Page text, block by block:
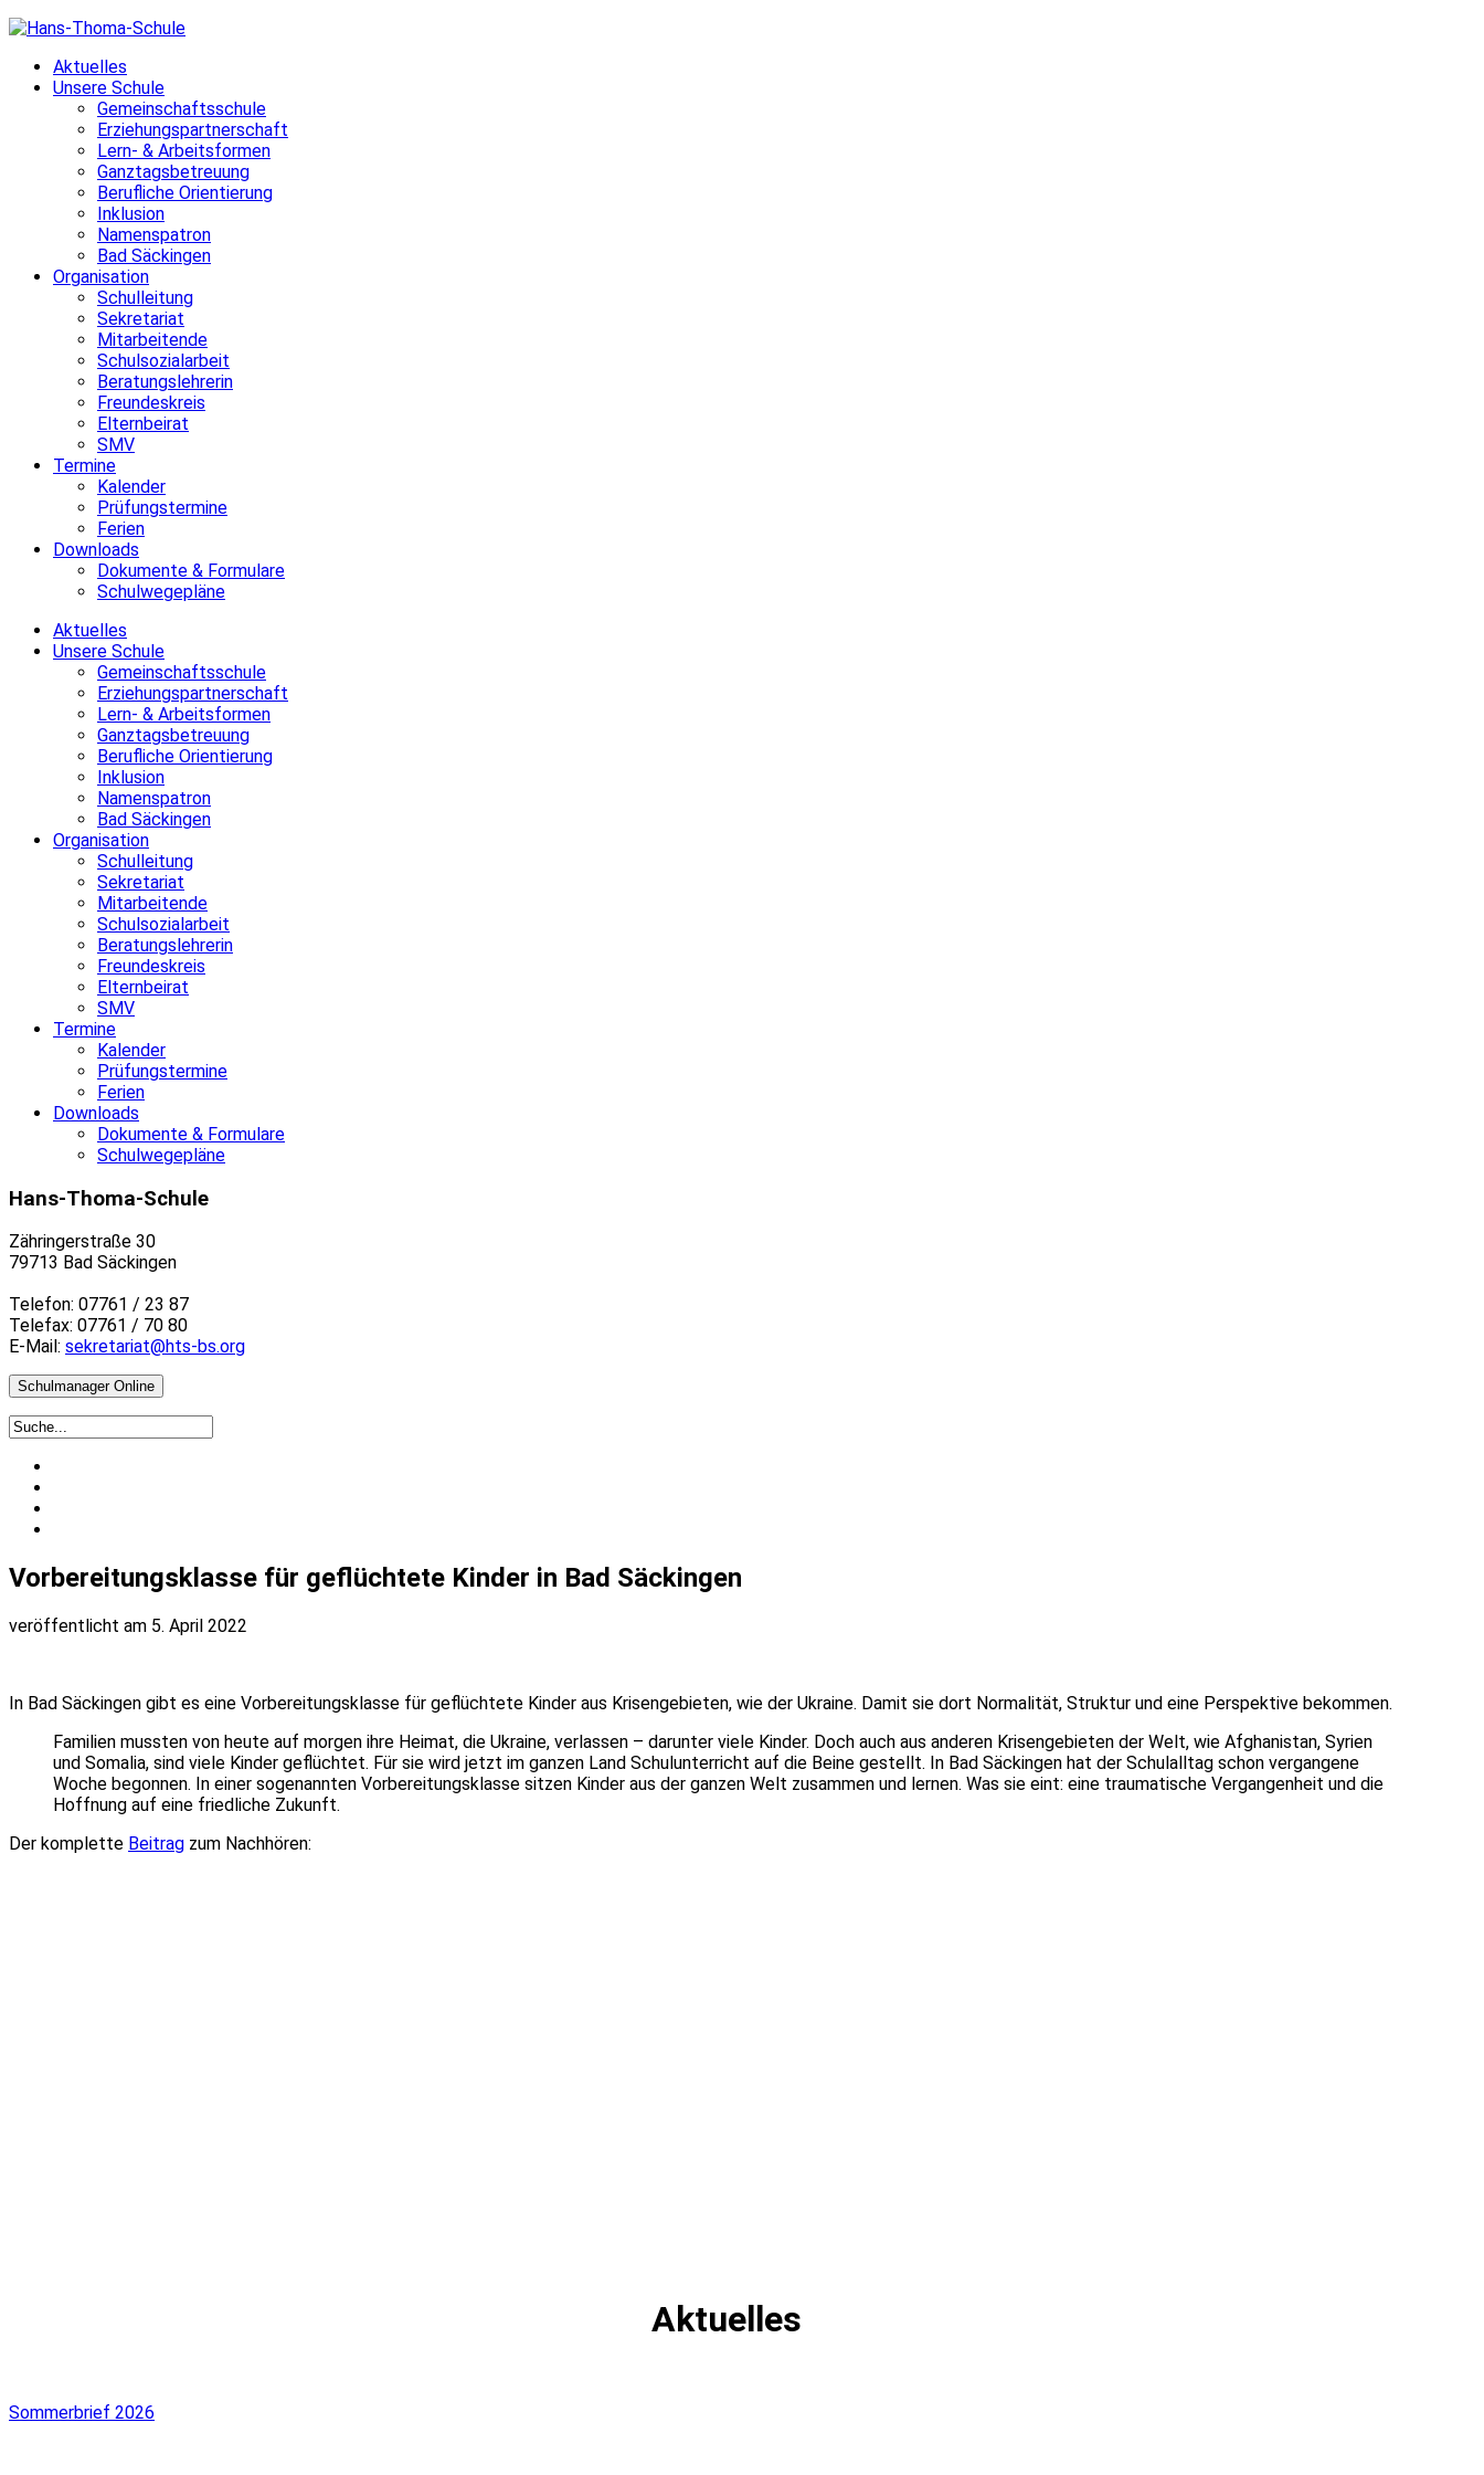
Skip
contentAktuelles
Unsere Schule
Gemeinschaftsschule
Erziehungspartnerschaft
Lern- & Arbeitsformen
Ganztagsbetreuung
Berufliche Orientierung
Inklusion
Namenspatron
Bad Säckingen
Organisation
Schulleitung
Sekretariat
Mitarbeitende
Schulsozialarbeit
Beratungslehrerin
Freundeskreis
Elternbeirat
SMV
Termine
Kalender
Prüfungstermine
Ferien
Downloads
Dokumente & Formulare
Schulwegepläne
Aktuelles
Unsere Schule
Gemeinschaftsschule
Erziehungspartnerschaft
Lern- & Arbeitsformen
Ganztagsbetreuung
Berufliche Orientierung
Inklusion
Namenspatron
Bad Säckingen
Organisation
Schulleitung
Sekretariat
Mitarbeitende
Schulsozialarbeit
Beratungslehrerin
Freundeskreis
Elternbeirat
SMV
Termine
Kalender
Prüfungstermine
Ferien
Downloads
Dokumente & Formulare
Schulwegepläne
Hans-Thoma-Schule
Zähringerstraße 30
79713 Bad Säckingen
Telefon: 07761 / 23 87
Telefax: 07761 / 70 80
E-Mail: sekretariat@hts-bs.org
Schulmanager Online
Vorbereitungsklasse für geflüchtete Kinder in Bad Säckingen
veröffentlicht am 5. April 2022
In Bad Säckingen gibt es eine Vorbereitungsklasse für geflüchtete Kinder aus Krisengebieten, wie der Ukraine. Damit sie dort Normalität, Struktur und eine Perspektive bekommen.
Familien mussten von heute auf morgen ihre Heimat, die Ukraine, verlassen – darunter viele Kinder. Doch auch aus anderen Krisengebieten der Welt, wie Afghanistan, Syrien
und Somalia, sind viele Kinder geflüchtet. Für sie wird jetzt im ganzen Land Schulunterricht auf die Beine gestellt. In Bad Säckingen hat der Schulalltag schon vergangene
Woche begonnen. In einer sogenannten Vorbereitungsklasse sitzen Kinder aus der ganzen Welt zusammen und lernen. Was sie eint: eine traumatische Vergangenheit und die
Hoffnung auf eine friedliche Zukunft.
Der komplette Beitrag zum Nachhören:
Aktuelles
Sommerbrief 2026